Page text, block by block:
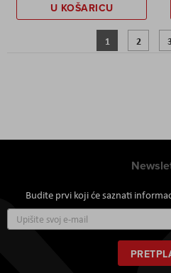
U KOŠARICU
Stranica
Trenutno
1 Stranica
2
Budite prvi koji će saznati
se
za
naš